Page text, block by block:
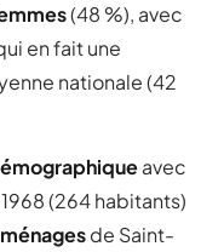
(48 %), avec
en fait une
nationale (42
avec
(264 habitants)
de Saint-